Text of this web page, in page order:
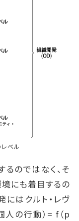
ベル
のではなく、そ
にも着目するの
にはクルト・レヴ
人の行動）= f（p